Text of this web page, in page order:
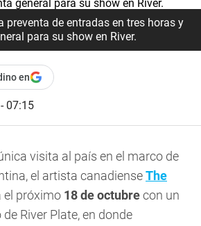
preventa de entradas en tres horas y
para su show en River.
en
07:15
visita al país en el marco de
el artista canadienseThe
el próximo 18 de octubrecon un
River Plate, en donde